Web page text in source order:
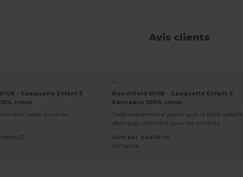
Avis clients
- Casquette Enfant 5
coton
taille correcte
D.
★ ☆ ☆ ☆ ☆
Beechfield B10B - Casquette Enfant 5
Panneaux 100% coton
Taille exactement pareil que la taille adulte
donc pas vraiment pour les enfants
Avis par gaelle m.
Sohanna